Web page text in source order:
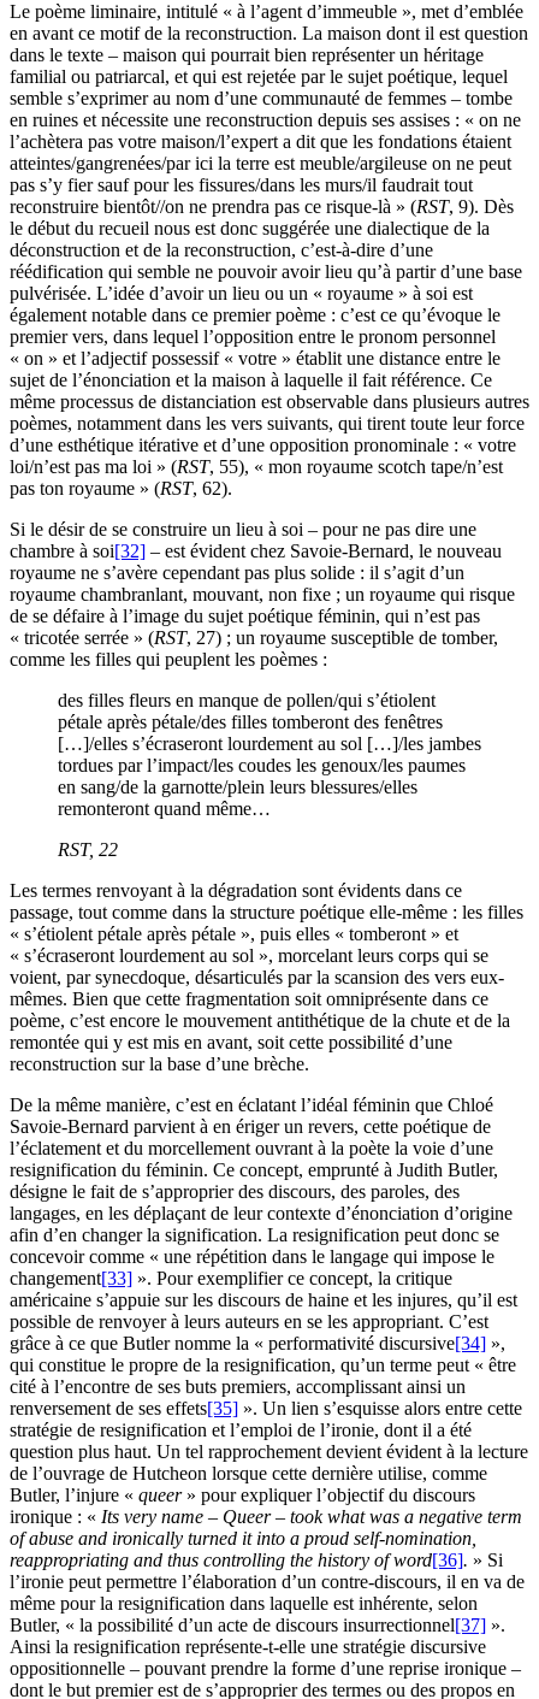
Le poème liminaire, intitulé « à l’agent d’immeuble », met d’emblée
en avant ce motif de la reconstruction. La maison dont il est question
dans le texte – maison qui pourrait bien représenter un héritage
familial ou patriarcal, et qui est rejetée par le sujet poétique, lequel
semble s’exprimer au nom d’une communauté de femmes – tombe
en ruines et nécessite une reconstruction depuis ses assises : « on ne
l’achètera pas votre maison/l’expert a dit que les fondations étaient
atteintes/gangrenées/par ici la terre est meuble/argileuse on ne peut
pas s’y fier sauf pour les fissures/dans les murs/il faudrait tout
reconstruire bientôt//on ne prendra pas ce risque-là » (RST, 9). Dès
le début du recueil nous est donc suggérée une dialectique de la
déconstruction et de la reconstruction, c’est-à-dire d’une
réédification qui semble ne pouvoir avoir lieu qu’à partir d’une base
pulvérisée. L’idée d’avoir un lieu ou un « royaume » à soi est
également notable dans ce premier poème : c’est ce qu’évoque le
premier vers, dans lequel l’opposition entre le pronom personnel
« on » et l’adjectif possessif « votre » établit une distance entre le
sujet de l’énonciation et la maison à laquelle il fait référence. Ce
même processus de distanciation est observable dans plusieurs autres
poèmes, notamment dans les vers suivants, qui tirent toute leur force
d’une esthétique itérative et d’une opposition pronominale : « votre
loi/n’est pas ma loi » (RST, 55), « mon royaume scotch tape/n’est
pas ton royaume » (RST, 62).
Si le désir de se construire un lieu à soi – pour ne pas dire une
chambre à soi[32] – est évident chez Savoie-Bernard, le nouveau
royaume ne s’avère cependant pas plus solide : il s’agit d’un
royaume chambranlant, mouvant, non fixe ; un royaume qui risque
de se défaire à l’image du sujet poétique féminin, qui n’est pas
« tricotée serrée » (RST, 27) ; un royaume susceptible de tomber,
comme les filles qui peuplent les poèmes :
des filles fleurs en manque de pollen/qui s’étiolent
pétale après pétale/des filles tomberont des fenêtres
[…]/elles s’écraseront lourdement au sol […]/les jambes
tordues par l’impact/les coudes les genoux/les paumes
en sang/de la garnotte/plein leurs blessures/elles
remonteront quand même…
RST, 22
Les termes renvoyant à la dégradation sont évidents dans ce
passage, tout comme dans la structure poétique elle-même : les filles
« s’étiolent pétale après pétale », puis elles « tomberont » et
« s’écraseront lourdement au sol », morcelant leurs corps qui se
voient, par synecdoque, désarticulés par la scansion des vers eux-
mêmes. Bien que cette fragmentation soit omniprésente dans ce
poème, c’est encore le mouvement antithétique de la chute et de la
remontée qui y est mis en avant, soit cette possibilité d’une
reconstruction sur la base d’une brèche.
De la même manière, c’est en éclatant l’idéal féminin que Chloé
Savoie-Bernard parvient à en ériger un revers, cette poétique de
l’éclatement et du morcellement ouvrant à la poète la voie d’une
resignification du féminin. Ce concept, emprunté à Judith Butler,
désigne le fait de s’approprier des discours, des paroles, des
langages, en les déplaçant de leur contexte d’énonciation d’origine
afin d’en changer la signification. La resignification peut donc se
concevoir comme « une répétition dans le langage qui impose le
changement[33] ». Pour exemplifier ce concept, la critique
américaine s’appuie sur les discours de haine et les injures, qu’il est
possible de renvoyer à leurs auteurs en se les appropriant. C’est
grâce à ce que Butler nomme la « performativité discursive[34] »,
qui constitue le propre de la resignification, qu’un terme peut « être
cité à l’encontre de ses buts premiers, accomplissant ainsi un
renversement de ses effets[35] ». Un lien s’esquisse alors entre cette
stratégie de resignification et l’emploi de l’ironie, dont il a été
question plus haut. Un tel rapprochement devient évident à la lecture
de l’ouvrage de Hutcheon lorsque cette dernière utilise, comme
Butler, l’injure « queer» pour expliquer l’objectif du discours
ironique : « Its very name – Queer – took what was a negative term
of abuse and ironically turned it into a proud self-nomination,
reappropriating and thus controlling the history of word[36]. » Si
l’ironie peut permettre l’élaboration d’un contre-discours, il en va de
même pour la resignification dans laquelle est inhérente, selon
Butler, « la possibilité d’un acte de discours insurrectionnel[37] ».
Ainsi la resignification représente-t-elle une stratégie discursive
oppositionnelle – pouvant prendre la forme d’une reprise ironique –
dont le but premier est de s’approprier des termes ou des propos en